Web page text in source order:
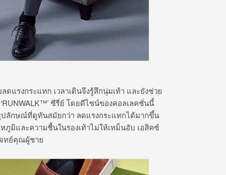
แรงกระแทก เวลาเดินจึงรู้สึกนุ่มเท้า และยังช่วย
ซีรี่ย์ โดยดีไซน์ของคอลเลคชั่นนี้
ปลักษณ์ที่ดูทันสมัยกว่า ลดแรงกระแทกได้มากขึ้น
มิและความชื้นในรองเท้าไม่ให้เหม็นอับ เอสิคซ์
ทย์คุณผู้ชาย